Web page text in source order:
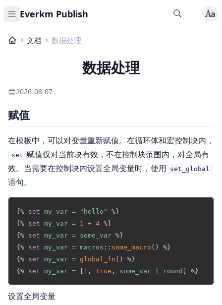
Everkm Publish
文档 数据处理
数据处理
2026-08-07
赋值
在模板中，可以对变量重新赋值。在循环体和宏控制块内，
set 赋值仅对当前块有效，不在控制块范围内，对全局有
效。当需要在控制块内设置全局变量时，使用 set_global
语句。
{% set my_var = "hello"
%}
{% set my_var = 1 + 4 %}
{% set my_var = some_var %}
{% set my_var = macros : : some_macro ( )
%}
{% set my_var = global_fn ( )
%}
{% set my_var = [ 1 , true , some_var round ] %}
设置全局变量